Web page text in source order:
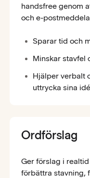
handsfree genom
och e-
Sparar tid och
Minskar stavfel
Hjälper verbalt
uttrycka sina
Ordförslag
Ger förslag i
förbättra stavning,